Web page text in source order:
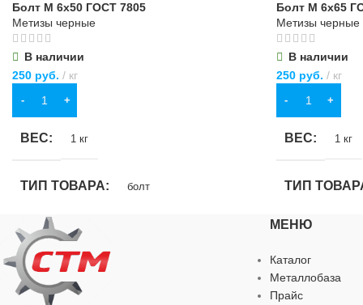
МАТЕРИАЛ
хромованадиевая сталь (CrV)
ДЛИНА
МАТЕРИАЛ
ПВХ,
повышенной
Болт М 6х50 ГОСТ 7805
Метизы черные
В наличии
250 руб. кг
В КОРЗИНУ
ВЕС 1 кг
ТИП ТОВАРА болт
НАЗНАЧЕНИЕ
для строительства
бытовых нужд
Болт М 6х65
Метизы черные
В наличии
250руб. кг
В КОРЗИНУ
ВЕС 1 кг
ТИП
для
бытовых нужд
МЕНЮ
Каталог
Металлобаза
Прайс